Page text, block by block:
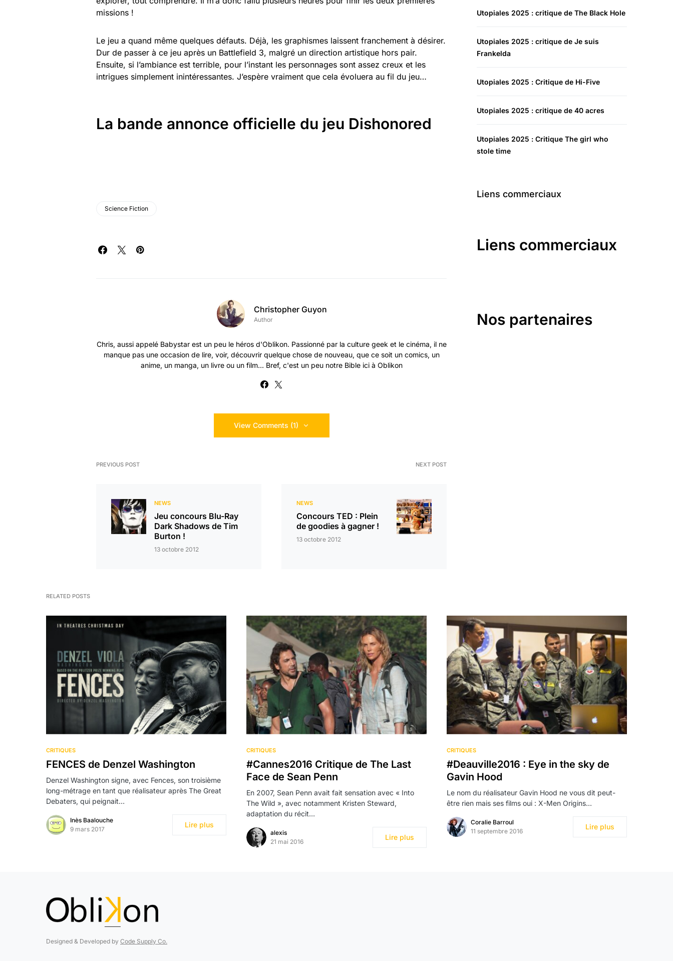
missions !
Le jeu a quand même quelques défauts. Déjà, les graphismes laissent franchement à désirer.
Dur de passer à ce jeu après un Battlefield 3, malgré un direction artistique hors pair.
Ensuite, si l’ambiance est terrible, pour l’instant les personnages sont assez creux et les
intrigues simplement inintéressantes. J’espère vraiment que cela évoluera au fil du jeu…
La bande annonce officielle du jeu Dishonored
Science Fiction
Christopher Guyon
Author
Chris, aussi appelé Babystar est un peu le héros d'Oblikon. Passionné par la culture geek et le cinéma, il ne
manque pas une occasion de lire, voir, découvrir quelque chose de nouveau, que ce soit un comics, un
anime, un manga, un livre ou un film... Bref, c'est un peu notre Bible ici à Oblikon
View Comments (1)
PREVIOUS POST
NEWS
Jeu concours Blu-Ray
Dark Shadows de Tim
Burton !
13 octobre 2012
NEXT POST
NEWS
Concours TED : Plein
de goodies à gagner !
13 octobre 2012
Utopiales 2025 : critique de The Black Hole
Utopiales 2025 : critique de Je suis
Frankelda
Utopiales 2025 : Critique de Hi-Five
Utopiales 2025 : critique de 40 acres
Utopiales 2025 : Critique The girl who
stole time
Liens commerciaux
Liens commerciaux
Nos partenaires
RELATED POSTS
CRITIQUES
FENCES de Denzel Washington
Denzel Washington signe, avec Fences, son troisième
long-métrage en tant que réalisateur après The Great
Debaters, qui peignait…
Inès Baalouche
9 mars 2017
Lire plus
CRITIQUES
#Cannes2016 Critique de The Last
Face de Sean Penn
En 2007, Sean Penn avait fait sensation avec « Into
The Wild », avec notamment Kristen Steward,
adaptation du récit…
alexis
21 mai 2016
Lire plus
CRITIQUES
#Deauville2016 : Eye in the sky de
Gavin Hood
Le nom du réalisateur Gavin Hood ne vous dit peut-
être rien mais ses films oui : X-Men Origins…
Coralie Barroul
11 septembre 2016
Lire plus
Designed & Developed by Code Supply Co.